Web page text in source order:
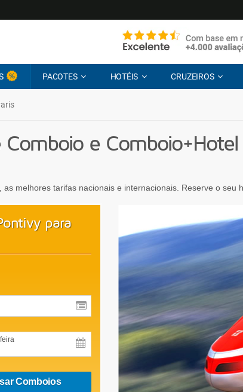
PACOTES HOTÉIS CRUZEIROS
e
melhores tarifas nacionais e internacionais. Reserve o seu
para
Comboios